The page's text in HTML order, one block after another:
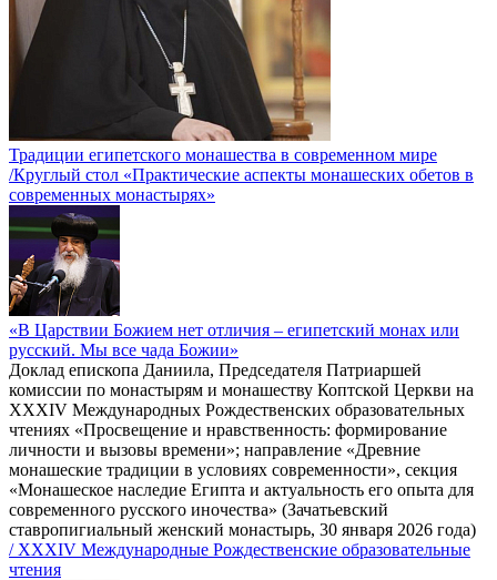
Традиции египетского монашества в современном мире
/Круглый стол «Практические аспекты монашеских обетов в
современных монастырях»
«В Царствии Божием нет отличия – египетский монах или
русский. Мы все чада Божии»
Доклад епископа Даниила, Председателя Патриаршей
комиссии по монастырям и монашеству Коптской Церкви на
XXXIV Международных Рождественских образовательных
чтениях «Просвещение и нравственность: формирование
личности и вызовы времени»; направление «Древние
монашеские традиции в условиях современности», секция
«Монашеское наследие Египта и актуальность его опыта для
современного русского иночества» (Зачатьевский
ставропигиальный женский монастырь, 30 января 2026 года)
/ XXXIV Международные Рождественские образовательные
чтения